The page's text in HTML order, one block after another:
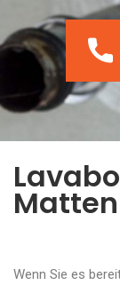
Wenn Sie es